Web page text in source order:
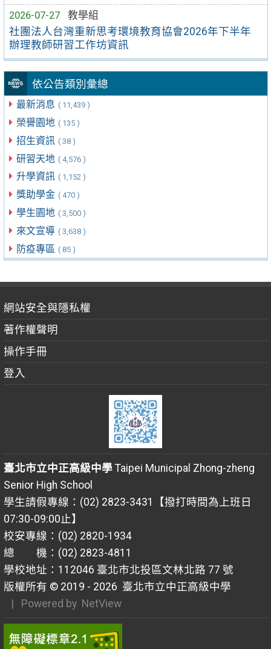
2026-07-27
教學組
社團法人台灣重新思考環境教育協會2026年下半年
辦理教師研習工作坊資訊
依公告類別彙總
最新消息 ( 11,439 )
榮譽園地 ( 135 )
招生資訊 ( 38 )
研習天地 ( 4,576 )
升學資訊 ( 1,152 )
獎助學金 ( 470 )
學生園地 ( 3,500 )
來文宣導 ( 3,638 )
防疫專區 ( 85 )
網站安全與隱私權
著作權聲明
操作手冊
登入
臺北市立中正高級中學Taipei Municipal Zhong-zheng
Senior High School
學生請假專線：(02) 2823-3431【撥打時間為上班日
07:30-09:00止】
校安專線：(02) 2820-1934
總 機：(02) 2823-4811
學校地址：112046 臺北市北投區文林北路 77 號
版權所有 © 2019 - 2026 臺北市立中正高級中學
| Powered by NetView